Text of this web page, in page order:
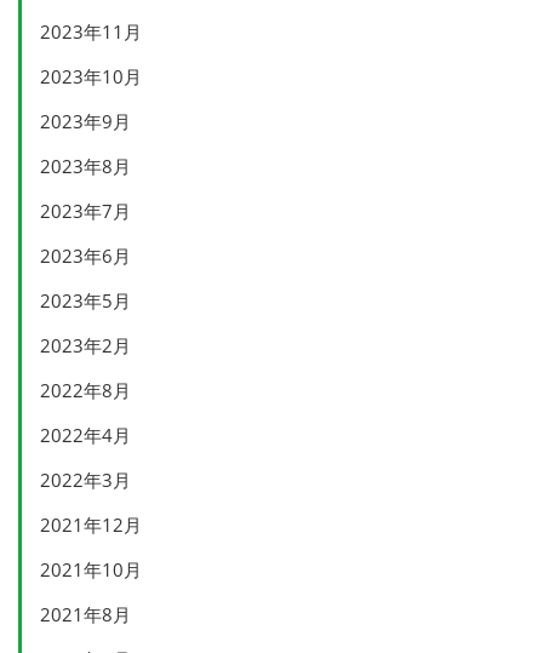
2023年11月
2023年10月
2023年9月
2023年8月
2023年7月
2023年6月
2023年5月
2023年2月
2022年8月
2022年4月
2022年3月
2021年12月
2021年10月
2021年8月